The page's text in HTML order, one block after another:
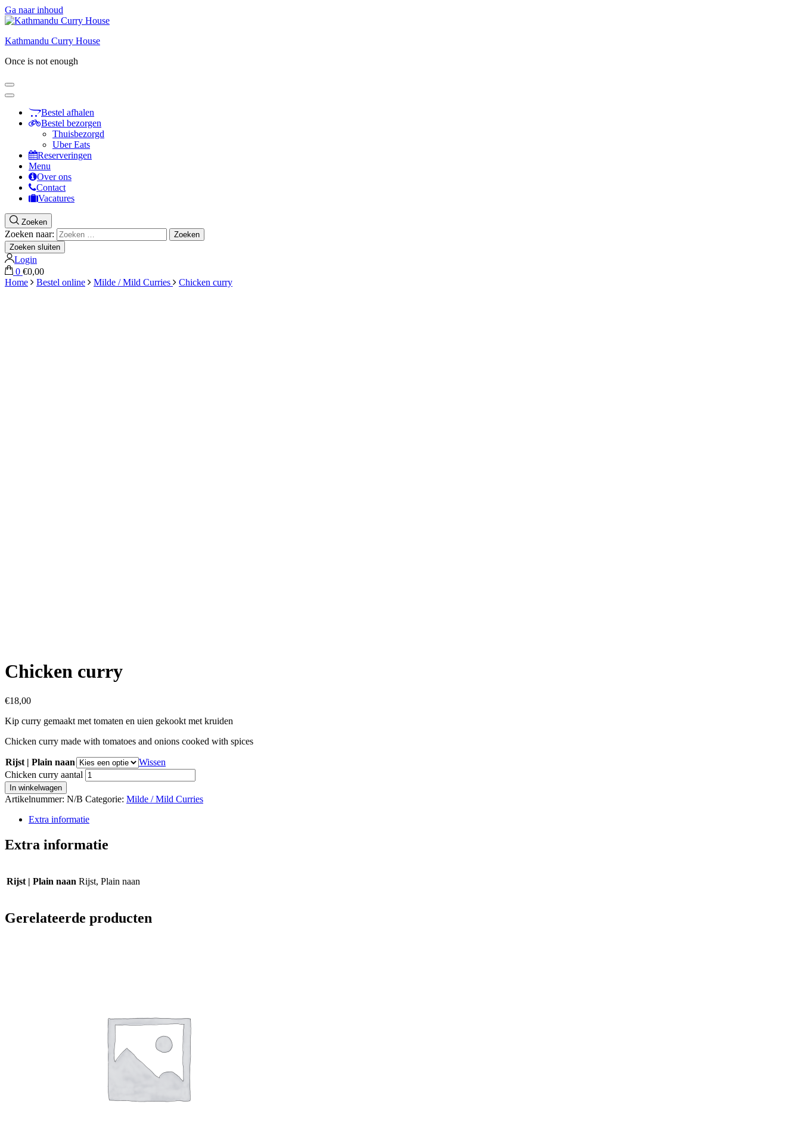
Ga naar inhoud
Kathmandu Curry House
Once is not enough
Bestel afhalen
Bestel bezorgen
Thuisbezorgd
Uber Eats
Reserveringen
Menu
Over ons
Contact
Vacatures
Zoeken
Zoeken naar:
Zoeken sluiten
Login
0 €0,00
Home
Bestel online Milde / Mild Curries Chicken curry
Chicken curry
€18,00
Kip curry gemaakt met tomaten en uien gekookt met kruiden
Chicken curry made with tomatoes and onions cooked with spices
Rijst | Plain naan
Wissen
Chicken curry aantal
In winkelwagen
Artikelnummer: N/B Categorie: Milde / Mild Curries
Extra informatie
Extra informatie
Rijst | Plain naan Rijst, Plain naan
Gerelateerde producten